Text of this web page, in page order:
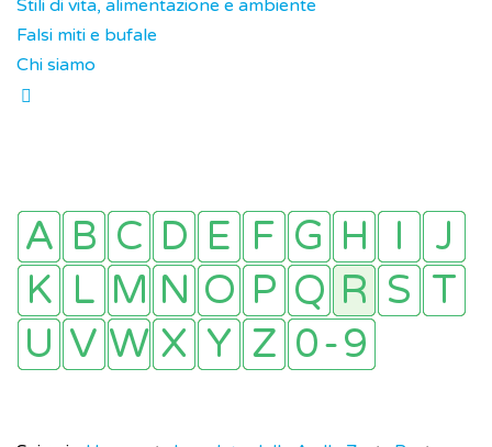
Stili di vita, alimentazione e ambiente
Falsi miti e bufale
Chi siamo